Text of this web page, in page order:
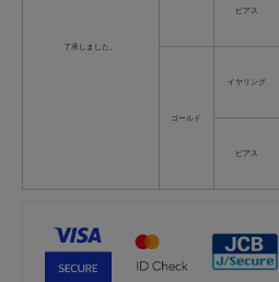
了承しました。
ピアス
ゴールド
イヤリング
ピアス